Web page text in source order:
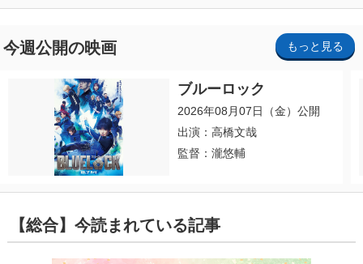
今週公開の映画 もっと見る
ブルーロック
2026年08月07日（金）公開
出演：高橋文哉
監督：瀧悠輔
【総合】今読まれている記事